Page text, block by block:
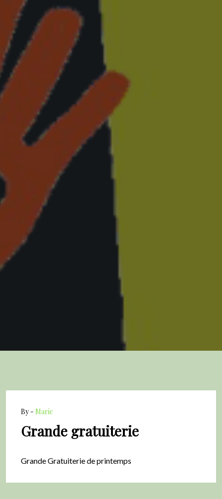
By - Marie
Grande gratuiterie
Grande Gratuiterie de printemps